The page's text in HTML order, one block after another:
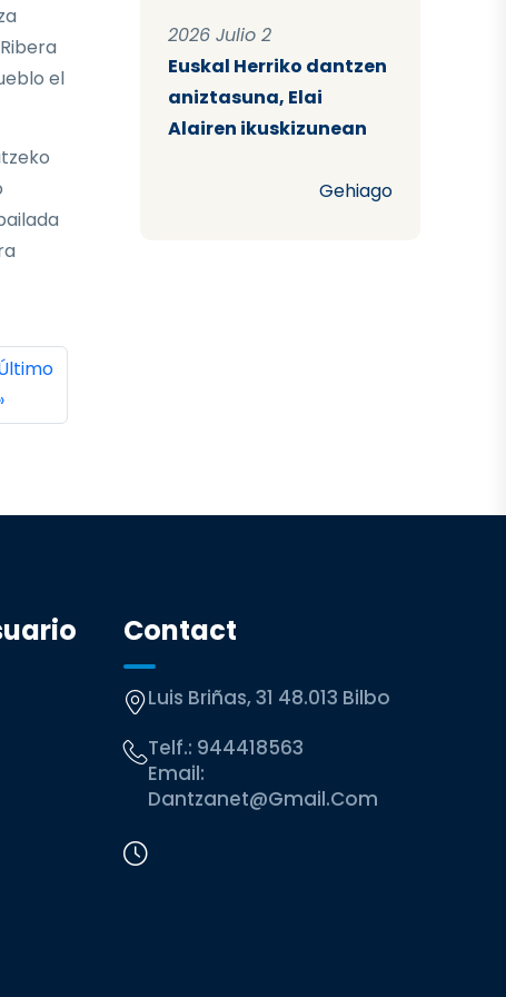
el
página
2026 Julio 2
Euskal Herriko dantzen
aniztasuna, Elai
Alairen ikuskizunean
Gehiago
Contact
Luis Briñas, 31 48.013 Bilbo
Telf.: 944418563
Email:
Dantzanet@gmail.com